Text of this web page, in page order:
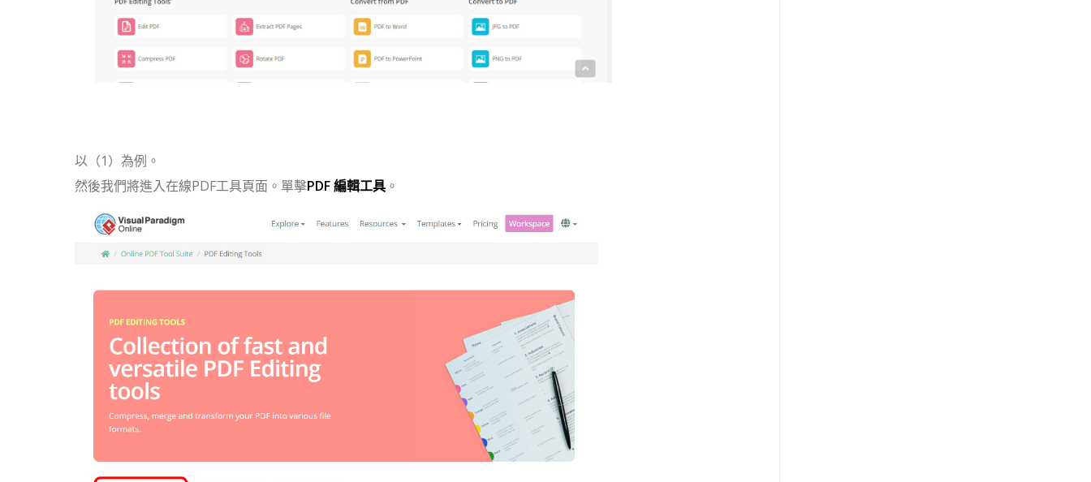
以（1）為例。
然後我們將進入在線PDF工具頁面。單擊PDF 編輯工具 。